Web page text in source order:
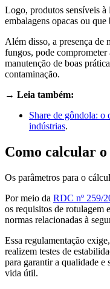
Logo, produtos sensíveis à
embalagens opacas ou
Além disso, a presença de
fungos, pode
manutenção de boas
contaminação.
→ Leia também:
Share de gôndola: o
indústrias.
Como calcular
Os parâmetros para o
Por meio da RDC nº 259/
os requisitos de rotulagem
normas relacionadas à
Essa regulamentação
realizem testes de
para garantir a qualidade e
vida útil.